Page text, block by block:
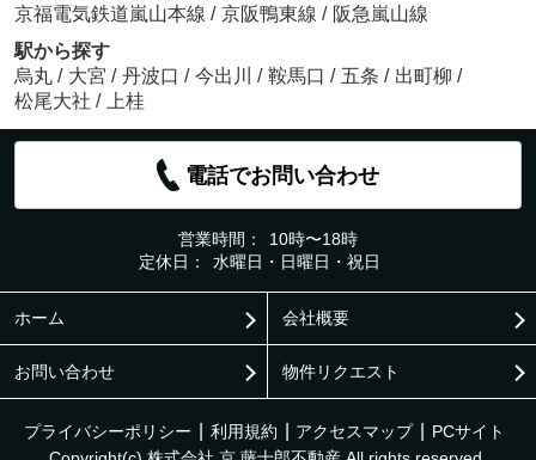
京福電気鉄道嵐山本線 / 京阪鴨東線 / 阪急嵐山線
駅から探す
烏丸 / 大宮 / 丹波口 / 今出川 / 鞍馬口 / 五条 / 出町柳 /
松尾大社 / 上桂
電話でお問い合わせ
営業時間：
10時〜18時
定休日：
水曜日・日曜日・祝日
ホーム 会社概要
お問い合わせ 物件リクエスト
プライバシーポリシー 利用規約 アクセスマップ
PCサイト